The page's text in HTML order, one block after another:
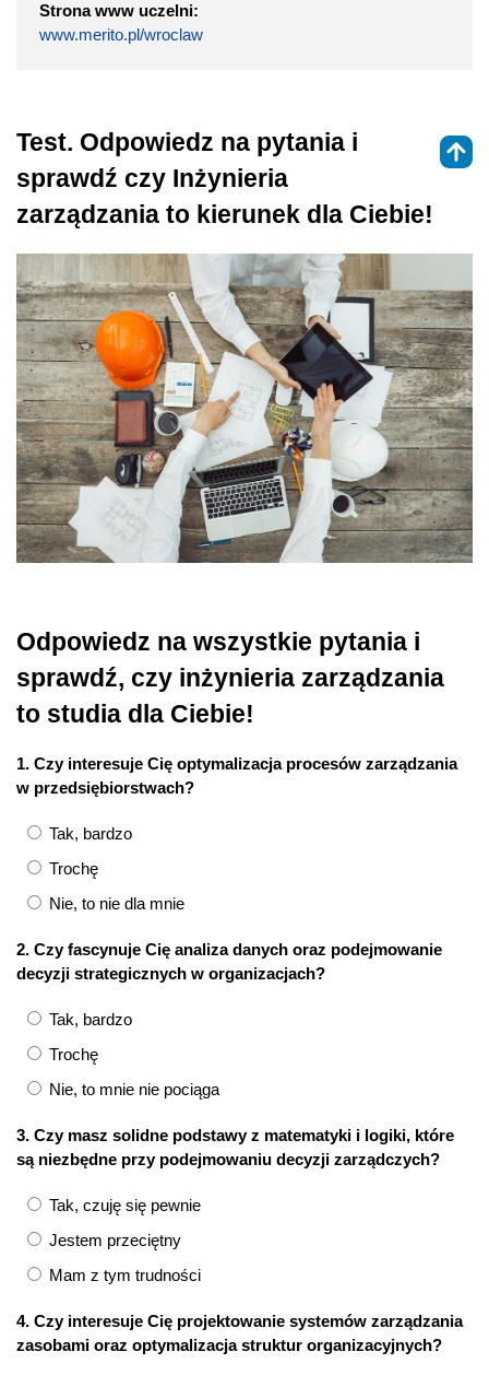
Strona www uczelni:
www.merito.pl/wroclaw
Test. Odpowiedz na pytania i
sprawdź czy Inżynieria
zarządzania to kierunek dla Ciebie!
Odpowiedz na wszystkie pytania i
sprawdź, czy inżynieria zarządzania
to studia dla Ciebie!
1. Czy interesuje Cię optymalizacja procesów zarządzania
w przedsiębiorstwach?
Tak, bardzo
Trochę
Nie, to nie dla mnie
2. Czy fascynuje Cię analiza danych oraz podejmowanie
decyzji strategicznych w organizacjach?
Tak, bardzo
Trochę
Nie, to mnie nie pociąga
3. Czy masz solidne podstawy z matematyki i logiki, które
są niezbędne przy podejmowaniu decyzji zarządczych?
Tak, czuję się pewnie
Jestem przeciętny
Mam z tym trudności
4. Czy interesuje Cię projektowanie systemów zarządzania
zasobami oraz optymalizacja struktur organizacyjnych?